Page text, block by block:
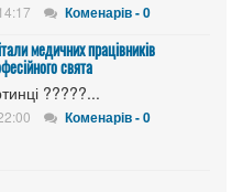
Коменарів - 0
медичних працівників
свята
?????...
Коменарів - 0